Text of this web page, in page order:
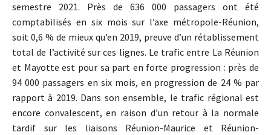
semestre 2021. Près de 636 000 passagers ont été
comptabilisés en six mois sur l’axe métropole-Réunion,
soit 0,6 % de mieux qu’en 2019, preuve d’un rétablissement
total de l’activité sur ces lignes. Le trafic entre La Réunion
et Mayotte est pour sa part en forte progression : près de
94 000 passagers en six mois, en progression de 24 % par
rapport à 2019. Dans son ensemble, le trafic régional est
encore convalescent, en raison d’un retour à la normale
tardif sur les liaisons Réunion-Maurice et Réunion-